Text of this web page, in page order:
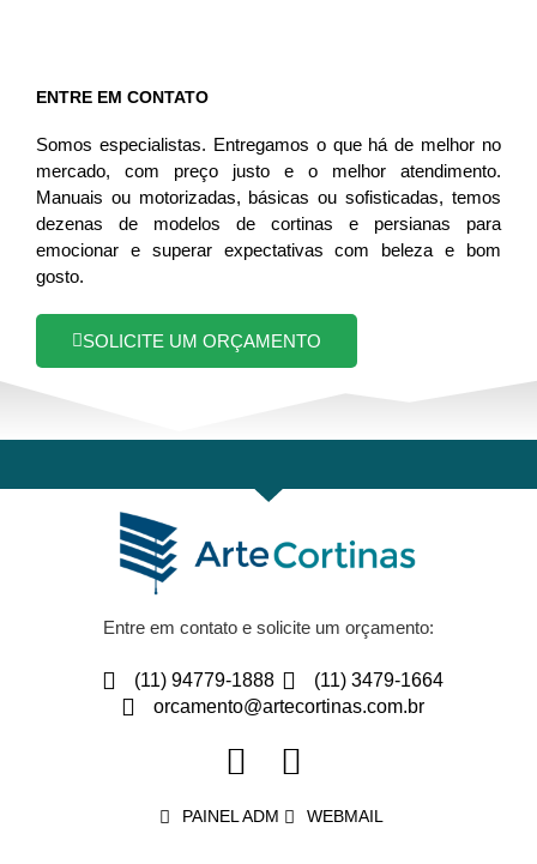
ENTRE EM CONTATO
Somos especialistas. Entregamos o que há de melhor no
mercado, com preço justo e o melhor atendimento.
Manuais ou motorizadas, básicas ou sofisticadas, temos
dezenas de modelos de cortinas e persianas para
emocionar e superar expectativas com beleza e bom
gosto.
SOLICITE UM ORÇAMENTO
Entre em contato e solicite um orçamento:
(11) 94779-1888
(11) 3479-1664
orcamento@artecortinas.com.br
PAINEL ADM WEBMAIL